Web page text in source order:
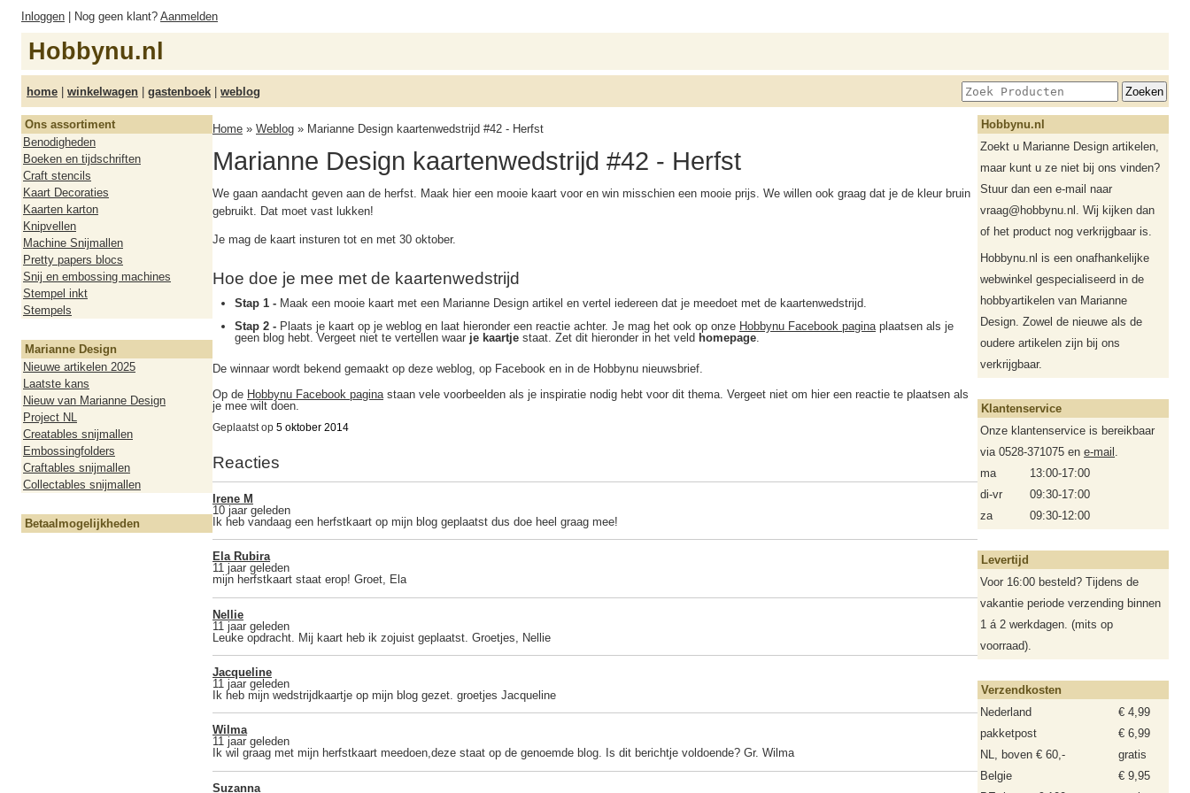
Inloggen | Nog geen klant? Aanmelden
Hobbynu.nl
home | winkelwagen | gastenboek | weblog
Ons assortiment
Benodigheden
Boeken en tijdschriften
Craft stencils
Kaart Decoraties
Kaarten karton
Knipvellen
Machine Snijmallen
Pretty papers blocs
Snij en embossing machines
Stempel inkt
Stempels
Marianne Design
Nieuwe artikelen 2025
Laatste kans
Nieuw van Marianne Design
Project NL
Creatables snijmallen
Embossingfolders
Craftables snijmallen
Collectables snijmallen
Betaalmogelijkheden
Home » Weblog » Marianne Design kaartenwedstrijd #42 - Herfst
Marianne Design kaartenwedstrijd #42 - Herfst
We gaan aandacht geven aan de herfst. Maak hier een mooie kaart voor en win misschien een mooie prijs. We willen ook graag dat je de kleur bruin
gebruikt. Dat moet vast lukken!
Je mag de kaart insturen tot en met 30 oktober.
Hoe doe je mee met de kaartenwedstrijd
Stap 1 - Maak een mooie kaart met een Marianne Design artikel en vertel iedereen dat je meedoet met de kaartenwedstrijd.
Stap 2 - Plaats je kaart op je weblog en laat hieronder een reactie achter. Je mag het ook op onze Hobbynu Facebook paginaplaatsen als je
geen blog hebt. Vergeet niet te vertellen waar je kaartje staat. Zet dit hieronder in het veld homepage.
De winnaar wordt bekend gemaakt op deze weblog, op Facebook en in de Hobbynu nieuwsbrief.
Op de Hobbynu Facebook paginastaan vele voorbeelden als je inspiratie nodig hebt voor dit thema. Vergeet niet om hier een reactie te plaatsen als
je mee wilt doen.
Geplaatst op 5 oktober 2014
Reacties
Irene M
10 jaar geleden
Ik heb vandaag een herfstkaart op mijn blog geplaatst dus doe heel graag mee!
Ela Rubira
11 jaar geleden
mijn herfstkaart staat erop! Groet, Ela
Nellie
11 jaar geleden
Leuke opdracht. Mij kaart heb ik zojuist geplaatst. Groetjes, Nellie
Jacqueline
11 jaar geleden
Ik heb mijn wedstrijdkaartje op mijn blog gezet. groetjes Jacqueline
Wilma
11 jaar geleden
Ik wil graag met mijn herfstkaart meedoen,deze staat op de genoemde blog. Is dit berichtje voldoende? Gr. Wilma
Suzanna
Hobbynu.nl
Zoekt u Marianne Design artikelen,
maar kunt u ze niet bij ons vinden?
Stuur dan een e-mail naar
vraag@hobbynu.nl. Wij kijken dan
of het product nog verkrijgbaar is.
Hobbynu.nl is een onafhankelijke
webwinkel gespecialiseerd in de
hobbyartikelen van Marianne
Design. Zowel de nieuwe als de
oudere artikelen zijn bij ons
verkrijgbaar.
Klantenservice
Onze klantenservice is bereikbaar
via 0528-371075 en e-mail .
ma
13:00-17:00
di-vr
09:30-17:00
za
09:30-12:00
Levertijd
Voor 16:00 besteld? Tijdens de
vakantie periode verzending binnen
1 á 2 werkdagen. (mits op
voorraad).
Verzendkosten
Nederland
€ 4,99
pakketpost
€ 6,99
NL, boven € 60,-
gratis
Belgie
€ 9,95